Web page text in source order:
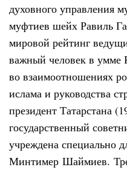
духовного управления
муфтиев шейх Равиль
мировой рейтинг
важный человек в умме
во взаимоотношениях
ислама и руководства
президент Татарстана
государственный
учреждена специально
Минтимер Шаймиев.